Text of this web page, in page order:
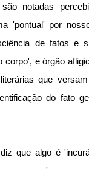
notadas
'pontual' por
de fatos e
corpo', e órgão
que
do fato
que algo é